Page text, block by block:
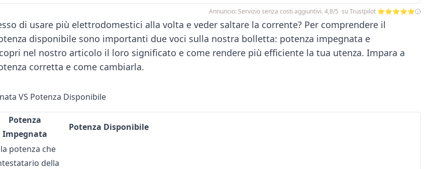
Annuncio: Servizio senza costi aggiuntivi. 4,8/5 su Trustpilot ⭐⭐⭐⭐⭐
di usare più elettrodomestici alla volta e veder saltare la corrente? Per comprendere il
disponibile sono importanti due voci sulla nostra bolletta: potenza impegnata e
nel nostro articolo il loro significato e come rendere più efficiente la tua utenza. Impara a
corretta e come cambiarla.
VS Potenza Disponibile
Potenza
Impegnata
Potenza Disponibile
la potenza che
della